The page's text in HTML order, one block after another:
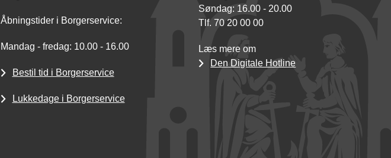
Åbningstider i Borgerservice:
Mandag - fredag: 10.00 - 16.00
Bestil tid i Borgerservice
Lukkedage i Borgerservice
Søndag: 16.00 - 20.00
Tlf. 70 20 00 00
Læs mere om
Den Digitale Hotline